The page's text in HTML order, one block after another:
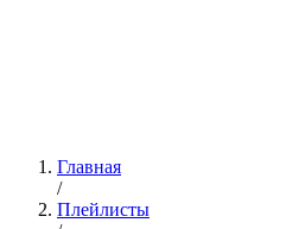
Главная
/
Плейлисты